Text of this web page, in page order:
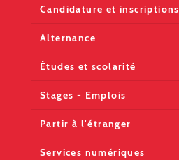
Candidature et inscriptions
Alternance
Études et scolarité
Stages - Emplois
Partir à l'étranger
Services numériques